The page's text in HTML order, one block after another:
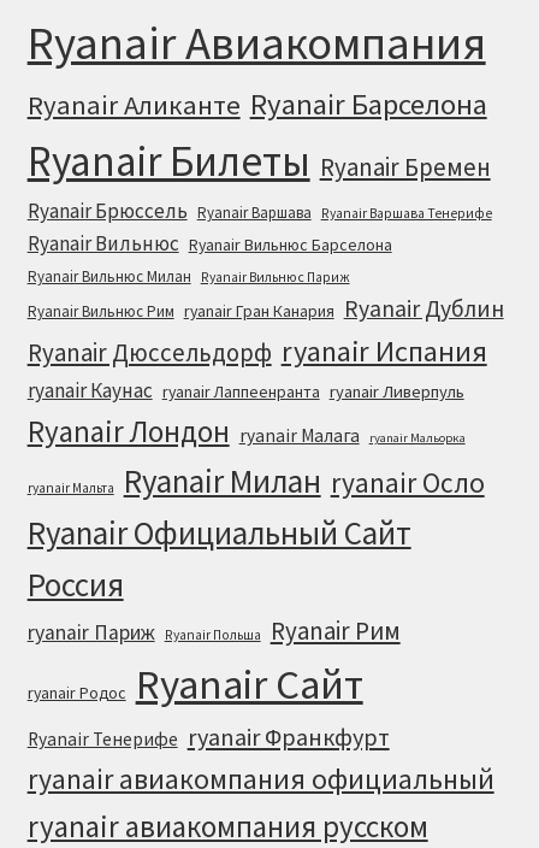
Ryanair Авиакомпания
Ryanair Аликанте Ryanair Барселона
Ryanair Билеты Ryanair Бремен
Ryanair Брюссель Ryanair Варшава Ryanair Варшава Тенерифе
Ryanair Вильнюс Ryanair Вильнюс Барселона
Ryanair Вильнюс Милан Ryanair Вильнюс Париж
Ryanair Вильнюс Рим ryanair Гран Канария Ryanair Дублин
Ryanair Дюссельдорф ryanair Испания
ryanair Каунас ryanair Лаппеенранта ryanair Ливерпуль
Ryanair Лондон ryanair Малага ryanair Мальорка
ryanair Мальта Ryanair Милан ryanair Осло
Ryanair Официальный Cайт
Россия
ryanair Париж Ryanair Польша Ryanair Рим
ryanair Родос Ryanair Сайт
Ryanair Тенерифе ryanair Франкфурт
ryanair авиакомпания официальный
ryanair авиакомпания русском